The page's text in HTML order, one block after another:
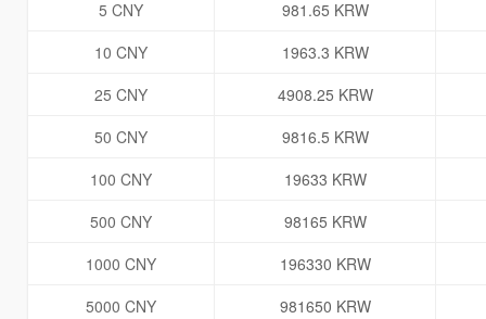
5 CNY
981.65 KRW
10 CNY
1963.3 KRW
25 CNY
4908.25 KRW
50 CNY
9816.5 KRW
100 CNY
19633 KRW
500 CNY
98165 KRW
1000 CNY
196330 KRW
5000 CNY
981650 KRW